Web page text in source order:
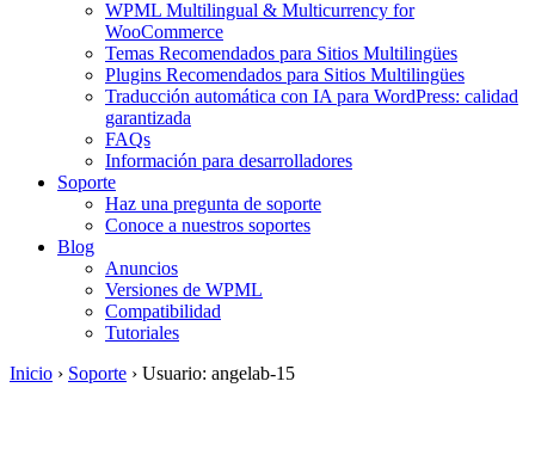
WPML Multilingual & Multicurrency for
WooCommerce
Temas Recomendados para Sitios Multilingües
Plugins Recomendados para Sitios Multilingües
Traducción automática con IA para WordPress: calidad
garantizada
FAQs
Información para desarrolladores
Soporte
Haz una pregunta de soporte
Conoce a nuestros soportes
Blog
Anuncios
Versiones de WPML
Compatibilidad
Tutoriales
Inicio › Soporte › Usuario: angelab-15